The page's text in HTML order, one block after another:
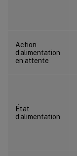
Action
d’alimentation
en attente
État
d’alimentation